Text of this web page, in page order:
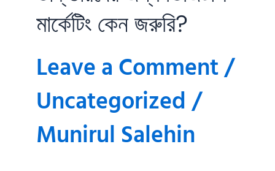
মার্কেটিং কেন জরুরি?
Leave a Comment/
Uncategorized/
Munirul Salehin